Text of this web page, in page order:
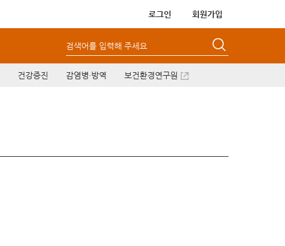
로그인 회원가입
검색어를 입력해 주세요
건강증진 감염병·방역 보건환경연구원